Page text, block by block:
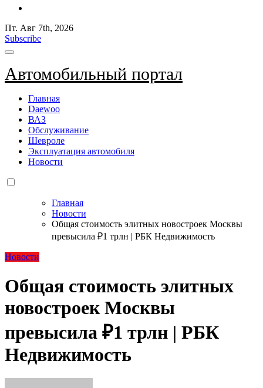
Пт. Авг 7th, 2026
Subscribe
Автомобильный портал
Главная
Daewoo
ВАЗ
Обслуживание
Шевроле
Эксплуатация автомобиля
Новости
Главная
Новости
Общая стоимость элитных новостроек Москвы
превысила ₽1 трлн | РБК Недвижимость
Новости
Общая стоимость элитных
новостроек Москвы
превысила ₽1 трлн | РБК
Недвижимость